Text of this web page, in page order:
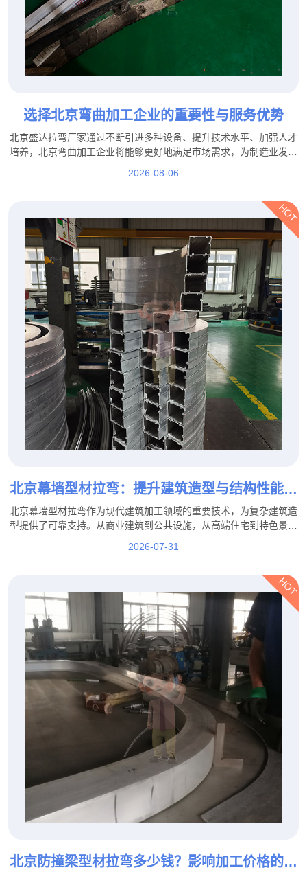
选择北京弯曲加工企业的重要性与服务优势
北京盛达拉弯厂家通过不断引进多种设备、提升技术水平、加强人才
培养，北京弯曲加工企业将能够更好地满足市场需求，为制造业发展
2026-08-06
HOT
北京幕墙型材拉弯：提升建筑造型与结构性能的
重要加工工艺
北京幕墙型材拉弯作为现代建筑加工领域的重要技术，为复杂建筑造
型提供了可靠支持。从商业建筑到公共设施，从高端住宅到特色景观
2026-07-31
HOT
北京防撞梁型材拉弯多少钱？影响加工价格的因